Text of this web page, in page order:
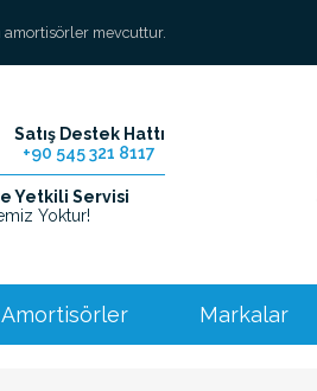
amortisörler mevcuttur.
Satış Destek Hattı
+90 545 321 8117
Yetkili Servisi
Yoktur!
Amortisörler Markalar